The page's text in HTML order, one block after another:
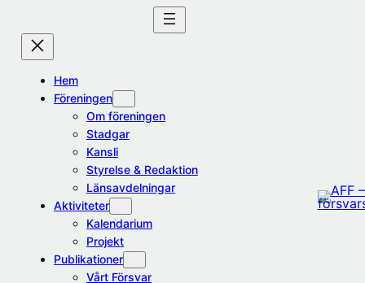
innehåll
Hem
Föreningen
Om föreningen
Stadgar
Kansli
Styrelse & Redaktion
Länsavdelningar
Aktiviteter
Kalendarium
Projekt
Publikationer
Vårt Försvar